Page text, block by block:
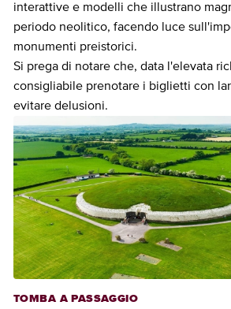
interattive e modelli che illustrano
periodo neolitico, facendo luce
monumenti preistorici.
Si prega di notare che, data l'elevata
consigliabile prenotare i biglietti con
evitare delusioni.
TOMBA A PASSAGGIO